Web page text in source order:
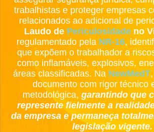
trabalhistas e proteger empresas
relacionados ao adicional de
Laudo de Periculosidade no
regulamentado pela NR-16,
que expõem o trabalhador a
como inflamáveis, explosivos,
áreas classificadas. Na NewMedT
documento com rigor técnico
metodológica, garantindo que
represente fielmente a
da empresa e permaneça
legislação vigente.